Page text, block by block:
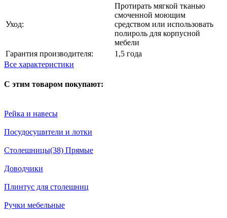
Уход:
Протирать мягкой тканью
смоченной моющим
средством или использовать
полироль для корпусной
мебели
Гарантия производителя:
1,5 года
Все характеристики
С этим товаром покупают:
Рейка и навесы
Посудосушители и лотки
Столешницы(38) Прямые
Доводчики
Плинтус для столешниц
Ручки мебельные